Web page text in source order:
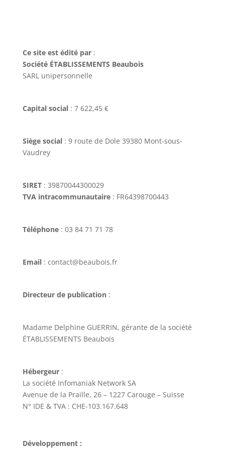
Ce site est édité par:
Société ÉTABLISSEMENTS Beaubois
SARL unipersonnelle
Capital social: 7 622,45 €
Siège social : 9 route de Dole 39380 Mont-sous-
Vaudrey
SIRET: 39870044300029
TVA intracommunautaire: FR64398700443
Téléphone: 03 84 71 71 78
Email: contact@beaubois.fr
Directeur de publication:
Madame Delphine GUERRIN, gérante de la société
ÉTABLISSEMENTS Beaubois
Hébergeur:
La société Infomaniak Network SA
Avenue de la Praille, 26 – 1227 Carouge – Suisse
N° IDE & TVA : CHE-103.167.648
Développement: